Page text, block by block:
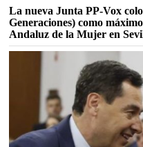
La nueva Junta PP-Vox
Generaciones) como
Andaluz de la Mujer en